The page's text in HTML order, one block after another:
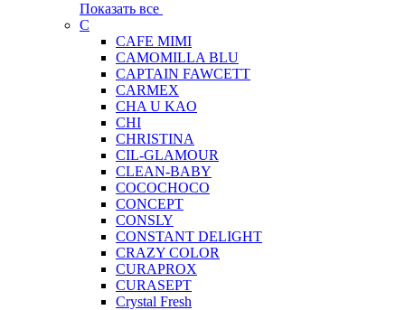
Показать все
C
CAFE MIMI
CAMOMILLA BLU
CAPTAIN FAWCETT
CARMEX
CHA U KAO
CHI
CHRISTINA
CIL-GLAMOUR
CLEAN-BABY
COCOCHOCO
CONCEPT
CONSLY
CONSTANT DELIGHT
CRAZY COLOR
CURAPROX
CURASEPT
Crystal Fresh